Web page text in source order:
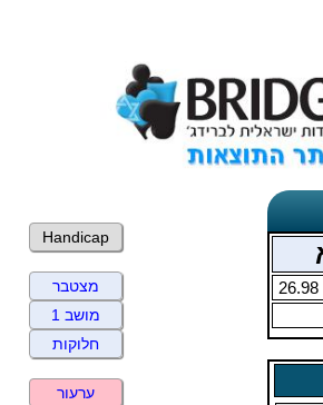
26.98
Handicap
מצטבר
מושב 1
חלוקות
ערעור